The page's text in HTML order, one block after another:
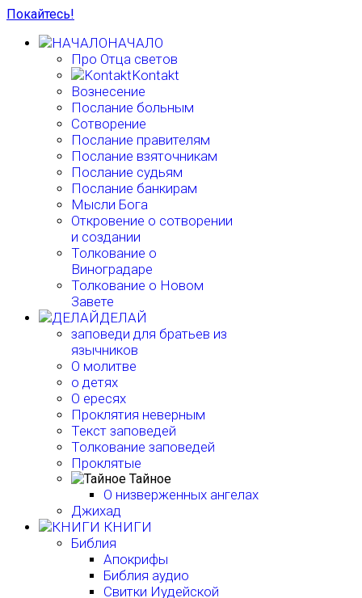
Покайтесь!
НАЧАЛО
Про Отца светов
Kontakt
Вознесение
Послание больным
Сотворение
Послание правителям
Послание взяточникам
Послание судьям
Послание банкирам
Мысли Бога
Откровение о сотворении
и создании
Толкование о
Виноградаре
Толкование о Новом
Завете
ДЕЛАЙ
заповеди для братьев из
язычников
О молитве
о детях
О ересях
Проклятия неверным
Текст заповедей
Толкование заповедей
Проклятые
Тайное
О низверженных ангелах
Джихад
КНИГИ
Библия
Апокрифы
Библия аудио
Свитки Иудейской